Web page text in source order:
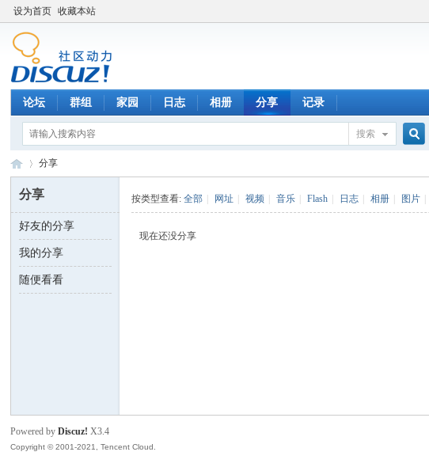
设为首页 收藏本站
论坛 群组 家园 日志 相册 分享 记录
搜索
数 ›
分享
分享
好友的分享
我的分享
随便看看
按类型查看:全部 网址 视频 音乐 Flash 日志 相册 图片
现在还没分享
Powered byDiscuz! X3.4
Copyright © 2001-2021, Tencent Cloud.